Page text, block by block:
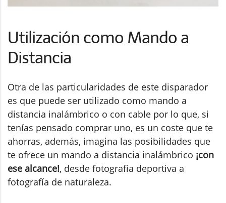
Utilización como Mando a
Distancia
Otra de las particularidades de este disparador
es que puede ser utilizado como mando a
distancia inalámbrico o con cable por lo que, si
tenías pensado comprar uno, es un coste que te
ahorras, además, imagina las posibilidades que
te ofrece un mando a distancia inalámbrico ¡con
ese alcance!, desde fotografía deportiva a
fotografía de naturaleza.